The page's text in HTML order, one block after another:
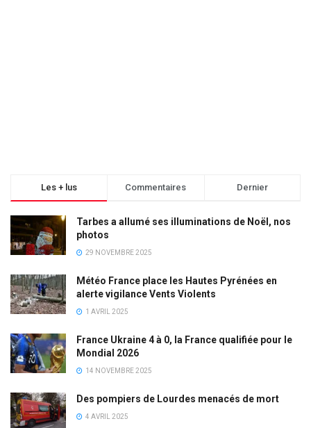
Les + lus Commentaires Dernier
Tarbes a allumé ses illuminations de Noël, nos
photos
29 NOVEMBRE 2025
Météo France place les Hautes Pyrénées en
alerte vigilance Vents Violents
1 AVRIL 2025
France Ukraine 4 à 0, la France qualifiée pour le
Mondial 2026
14 NOVEMBRE 2025
Des pompiers de Lourdes menacés de mort
4 AVRIL 2025